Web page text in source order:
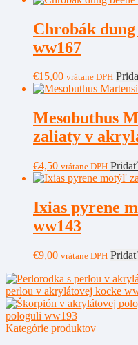
Chrobák
ww167
€15,00 vrátane DPH
Mesobuthus
zaliaty v
€4,50 vrátane DPH
Ixias pyrene
ww143
€9,00 vrátane DPH
perlou v akrylátovej kocke
pologuli ww193
Kategórie produktov